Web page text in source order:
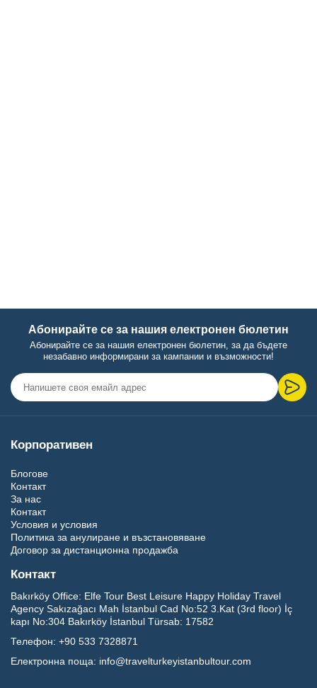
Абонирайте се за нашия електронен бюлетин
Абонирайте се за нашия електронен бюлетин, за да бъдете
незабавно информирани за кампании и възможности!
Корпоративен
Блогове
Контакт
За нас
Контакт
Условия и условия
Политика за анулиране и възстановяване
Договор за дистанционна продажба
Контакт
Bakırköy Office: Elfe Tour Best Leisure Happy Holiday Travel
Agency Sakızağacı Mah İstanbul Cad No:52 3.Kat (3rd floor) İç
kapı No:304 Bakırköy İstanbul Türsab: 17582
Телефон: +90 533 7328871
Електронна поща: info@travelturkeyistanbultour.com